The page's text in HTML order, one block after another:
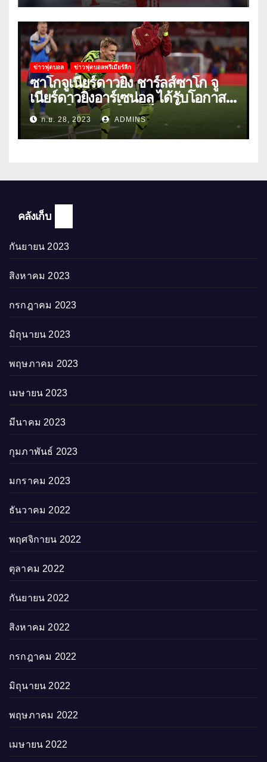
ข่าวฟุตบอล ข่าวฟุตบอลพรีเมียร์ลีก
ซาโกจูเนียร์ดาวยิง ชาร์ลส์ซาโก จู
เนียร์ดาวยิงอาร์เซน่อล ได้รับโอกาส
ลงเล่นให้ทีมชุดใหญ่เป็นครั้งแรก
ก.ย. 28, 2023 ADMINS
คลังเก็บ
กันยายน 2023
สิงหาคม 2023
กรกฎาคม 2023
มิถุนายน 2023
พฤษภาคม 2023
เมษายน 2023
มีนาคม 2023
กุมภาพันธ์ 2023
มกราคม 2023
ธันวาคม 2022
พฤศจิกายน 2022
ตุลาคม 2022
กันยายน 2022
สิงหาคม 2022
กรกฎาคม 2022
มิถุนายน 2022
พฤษภาคม 2022
เมษายน 2022